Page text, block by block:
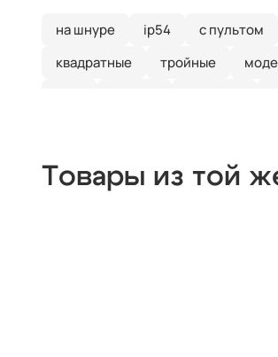
на шнуре ip54 с пультом
квадратные
тройные
Товары из той